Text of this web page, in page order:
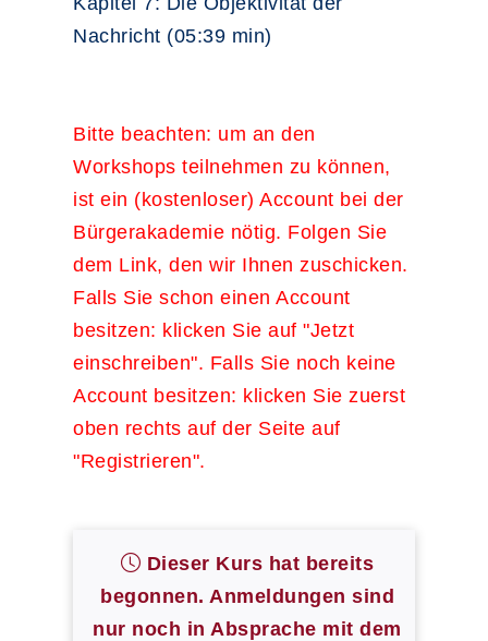
Nachricht (05:39 min)
Bitte beachten: um an den
Workshops teilnehmen zu können,
ist ein (kostenloser) Account bei der
Bürgerakademie nötig. Folgen Sie
dem Link, den wir Ihnen zuschicken.
Falls Sie schon einen Account
besitzen: klicken Sie auf "Jetzt
einschreiben". Falls Sie noch keine
Account besitzen: klicken Sie zuerst
oben rechts auf der Seite auf
"Registrieren".
Dieser Kurs hat bereits
begonnen. Anmeldungen sind
nur noch in Absprache mit dem